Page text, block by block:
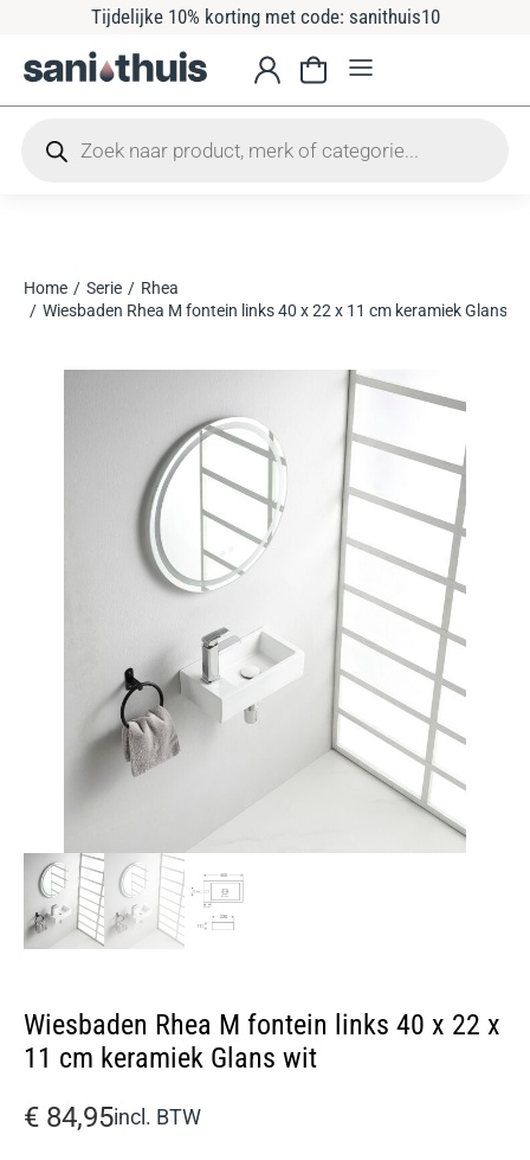
Tijdelijke 10% korting met code: sanithuis10
Je bent hier:
Home Serie
Rhea
Wiesbaden Rhea M fontein links 40 x 22 x 11 cm keramiek Glans
Wiesbaden Rhea M fontein links 40 x 22 x
11 cm keramiek Glans wit
€ 84,95incl. BTW